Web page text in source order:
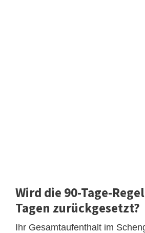
Wird die 90-Tage-
Tagen zurückgesetzt?
Ihr Gesamtaufenthalt im